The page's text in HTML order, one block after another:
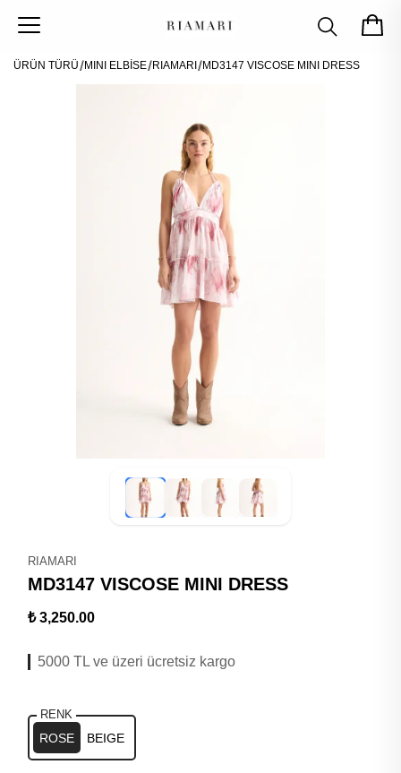
ÜRÜN TÜRÜ MINI ELBİSE RIAMARI MD3147 VISCOSE MINI DRESS
RIAMARI
MD3147 VISCOSE MINI DRESS
₺ 3,250.00
5000 TL ve üzeri ücretsiz kargo
RENK
ROSE BEIGE